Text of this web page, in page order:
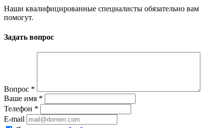
Наши квалифицированные специалисты обязательно вам
помогут.
Задать вопрос
Вопрос *
Ваше имя *
Телефон *
E-mail